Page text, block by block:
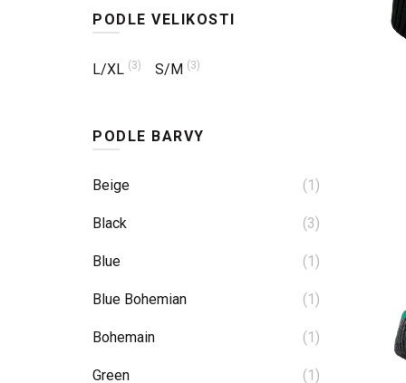
PODLE VELIKOSTI
L/XL (3) S/M (3)
PODLE BARVY
Beige (1)
Black (3)
Blue (1)
Blue Bohemian (1)
Bohemain (1)
Green (1)